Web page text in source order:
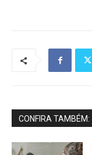
CONFIRA TAMBÉM: